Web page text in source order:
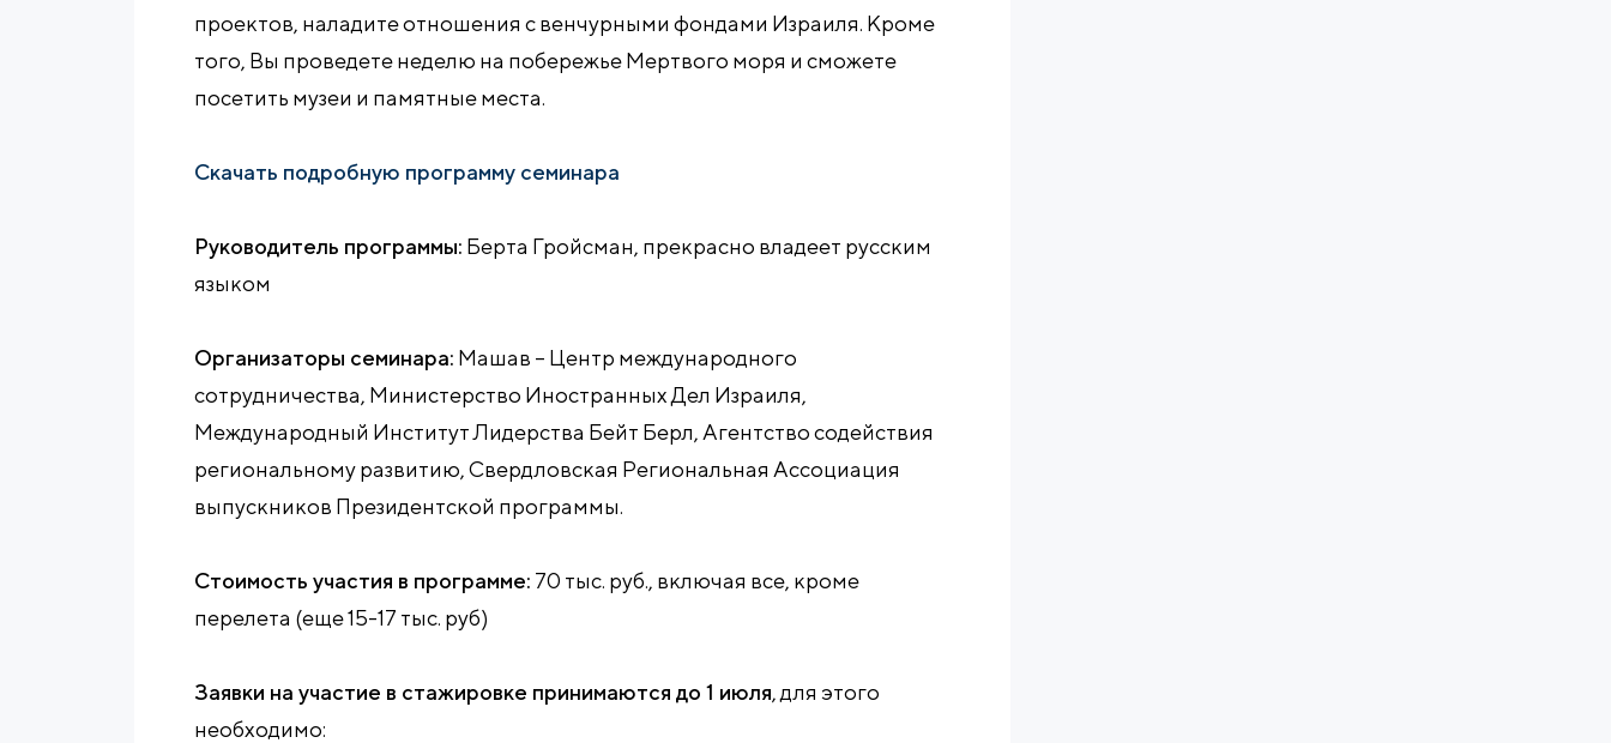
проектов, наладите отношения с венчурными фондами Израиля. Кроме
того, Вы проведете неделю на побережье Мертвого моря и сможете
посетить музеи и памятные места.
Скачать подробную программу семинара
Руководитель программы: Берта Гройсман, прекрасно владеет русским
языком
Организаторы семинара: Машав – Центр международного
сотрудничества, Министерство Иностранных Дел Израиля,
Международный Институт Лидерства Бейт Берл, Агентство содействия
региональному развитию, Свердловская Региональная Ассоциация
выпускников Президентской программы.
Стоимость участия в программе: 70 тыс. руб., включая все, кроме
перелета (еще 15-17 тыс. руб)
Заявки на участие в стажировке принимаются до 1 июля, для этого
необходимо: